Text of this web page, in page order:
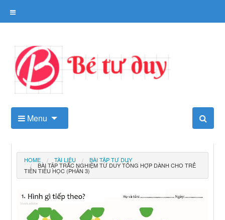
Kho tài liệu tư duy cho trẻ
Menu
HOME TÀI LIỆU BÀI TẬP TƯ DUY
BÀI TẬP TRẮC NGHIỆM TƯ DUY TỔNG HỢP DÀNH CHO TRẺ
TIỀN TIỂU HỌC (PHẦN 3)